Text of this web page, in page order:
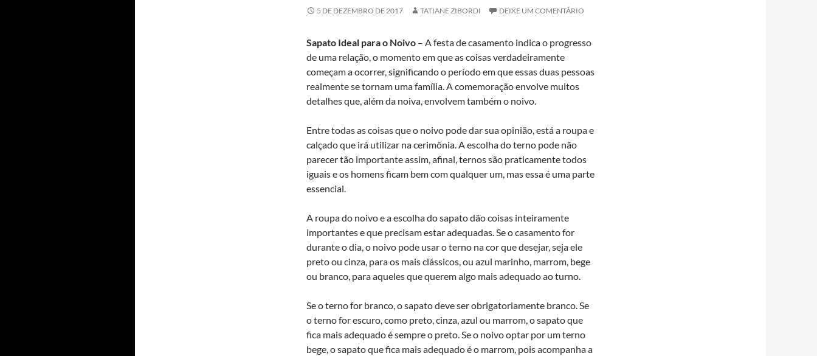
5 DE DEZEMBRO DE 2017 TATIANE ZIBORDI DEIXE UM COMENTÁRIO
Sapato Ideal para o Noivo – A festa de casamento indica o progresso
de uma relação, o momento em que as coisas verdadeiramente
começam a ocorrer, significando o período em que essas duas pessoas
realmente se tornam uma família. A comemoração envolve muitos
detalhes que, além da noiva, envolvem também o noivo.
Entre todas as coisas que o noivo pode dar sua opinião, está a roupa e
calçado que irá utilizar na cerimônia. A escolha do terno pode não
parecer tão importante assim, afinal, ternos são praticamente todos
iguais e os homens ficam bem com qualquer um, mas essa é uma parte
essencial.
A roupa do noivo e a escolha do sapato dão coisas inteiramente
importantes e que precisam estar adequadas. Se o casamento for
durante o dia, o noivo pode usar o terno na cor que desejar, seja ele
preto ou cinza, para os mais clássicos, ou azul marinho, marrom, bege
ou branco, para aqueles que querem algo mais adequado ao turno.
Se o terno for branco, o sapato deve ser obrigatoriamente branco. Se
o terno for escuro, como preto, cinza, azul ou marrom, o sapato que
fica mais adequado é sempre o preto. Se o noivo optar por um terno
bege, o sapato que fica mais adequado é o marrom, pois acompanha a